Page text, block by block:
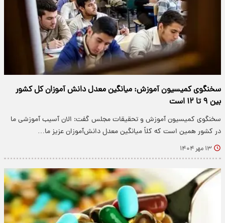
سخنگوی کمیسیون آموزش: میانگین معدل دانش آموزان کل کشور
بین ۹ تا ۱۲ است
سخنگوی کمیسیون آموزش و تحقیقات مجلس گفت: الان آسیب آموزشی ما
در کشور همین است که کلاً میانگین معدل دانش‌آموزان عزیز ما…
۱۳ مهر ۱۴۰۴